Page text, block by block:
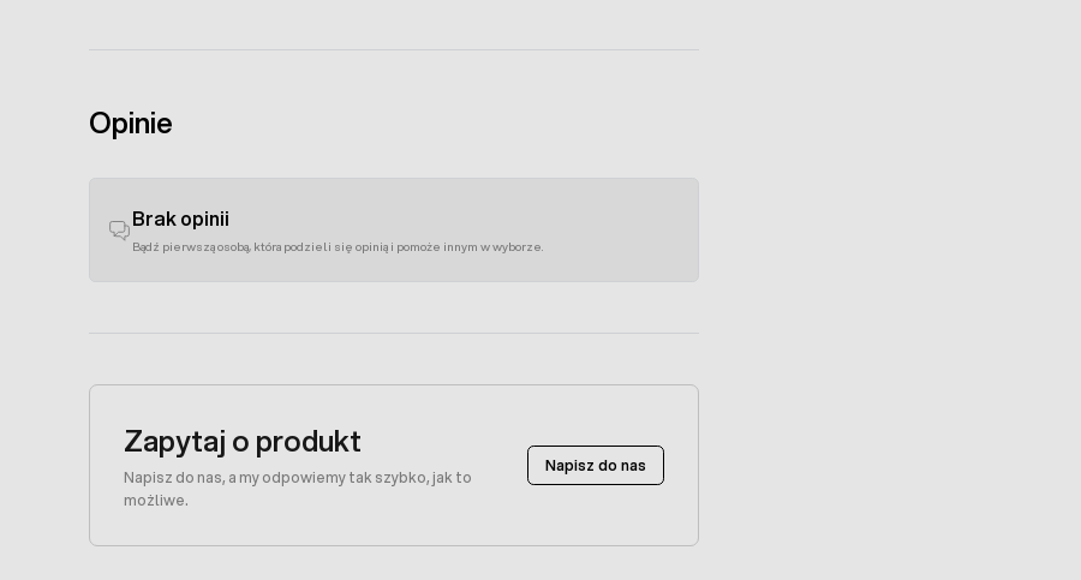
Opinie
Brak opinii
Bądź pierwszą osobą, która podzieli się opinią i pomoże innym w wyborze.
Zapytaj o produkt
Napisz do nas, a my odpowiemy tak szybko, jak to
możliwe.
Napisz do nas